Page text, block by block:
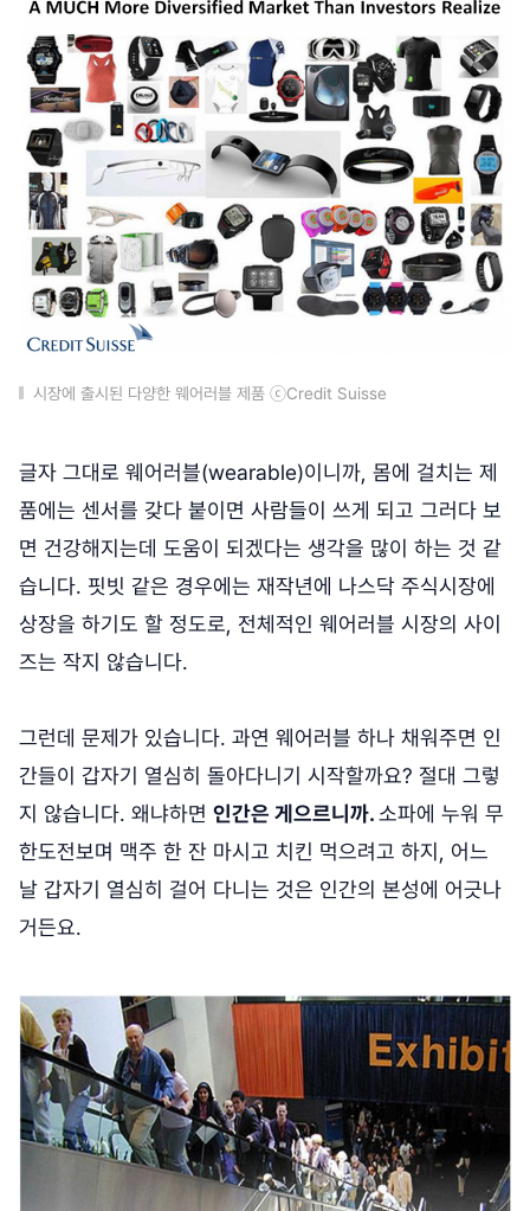
시장에 출시된 다양한 웨어러블 제품 ⓒCredit Suisse
글자 그대로 웨어러블(wearable)이니까, 몸에 걸치는 제
품에는 센서를 갖다 붙이면 사람들이 쓰게 되고 그러다 보
면 건강해지는데 도움이 되겠다는 생각을 많이 하는 것 같
습니다. 핏빗 같은 경우에는 재작년에 나스닥 주식시장에
상장을 하기도 할 정도로, 전체적인 웨어러블 시장의 사이
즈는 작지 않습니다.
그런데 문제가 있습니다. 과연 웨어러블 하나 채워주면 인
간들이 갑자기 열심히 돌아다니기 시작할까요? 절대 그렇
지 않습니다. 왜냐하면 인간은 게으르니까.소파에 누워 무
한도전보며 맥주 한 잔 마시고 치킨 먹으려고 하지, 어느
날 갑자기 열심히 걸어 다니는 것은 인간의 본성에 어긋나
거든요.